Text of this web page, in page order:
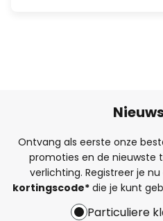
Ontvang als eerste onze
promoties en de nieuwste
verlichting. Registreer je
kortingscode*die je kunt
Particuliere